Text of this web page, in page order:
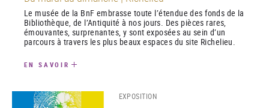
Le musée de la BnF embrasse toute l’étendue des fonds de la
Bibliothèque, de l’Antiquité à nos jours. Des pièces rares,
émouvantes, surprenantes, y sont exposées au sein d’un
parcours à travers les plus beaux espaces du site Richelieu.
EN SAVOIR
EXPOSITION